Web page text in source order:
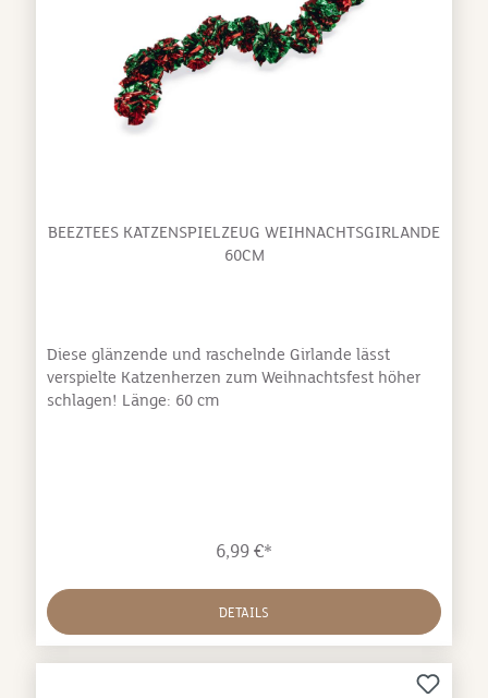
BEEZTEES KATZENSPIELZEUG WEIHNACHTSGIRLANDE
60CM
Diese glänzende und raschelnde Girlande lässt
verspielte Katzenherzen zum Weihnachtsfest höher
schlagen! Länge: 60 cm
6,99 €*
DETAILS